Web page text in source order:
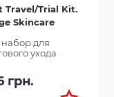
Travel/Trial Kit.
Skincare
для
ухода
грн.